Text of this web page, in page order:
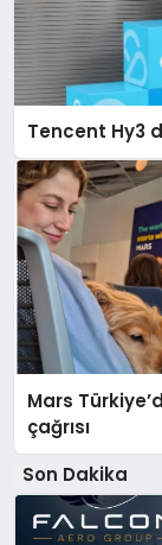
Tencent Hy3
Mars
çağrısı
Son Dakika